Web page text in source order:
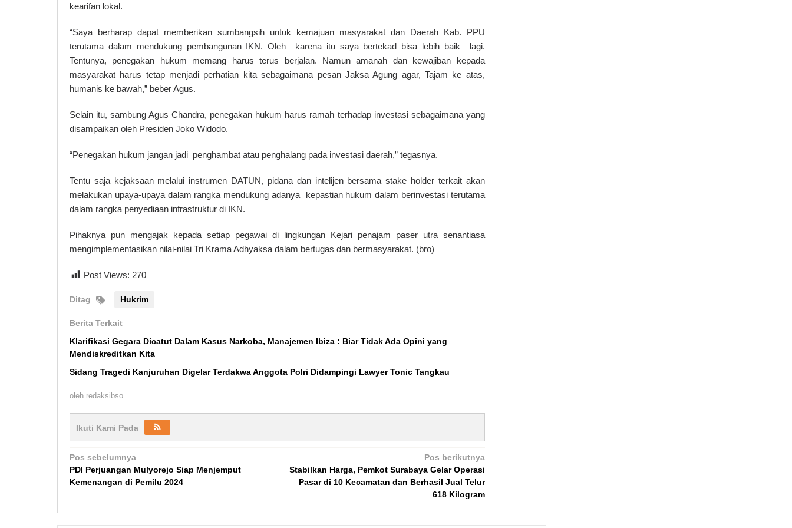
kearifan lokal.
“Saya berharap dapat memberikan sumbangsih untuk kemajuan masyarakat dan Daerah Kab. PPU
terutama dalam mendukung pembangunan IKN. Oleh karena itu saya bertekad bisa lebih baik lagi.
Tentunya, penegakan hukum memang harus terus berjalan. Namun amanah dan kewajiban kepada
masyarakat harus tetap menjadi perhatian kita sebagaimana pesan Jaksa Agung agar, Tajam ke atas,
humanis ke bawah,” beber Agus.
Selain itu, sambung Agus Chandra, penegakan hukum harus ramah terhadap investasi sebagaimana yang
disampaikan oleh Presiden Joko Widodo.
“Penegakan hukum jangan jadi penghambat atau penghalang pada investasi daerah,” tegasnya.
Tentu saja kejaksaan melalui instrumen DATUN, pidana dan intelijen bersama stake holder terkait akan
melakukan upaya-upaya dalam rangka mendukung adanya kepastian hukum dalam berinvestasi terutama
dalam rangka penyediaan infrastruktur di IKN.
Pihaknya pun mengajak kepada setiap pegawai di lingkungan Kejari penajam paser utra senantiasa
mengimplementasikan nilai-nilai Tri Krama Adhyaksa dalam bertugas dan bermasyarakat. (bro)
Post Views: 270
Ditag Hukrim
Berita Terkait
Klarifikasi Gegara Dicatut Dalam Kasus Narkoba, Manajemen Ibiza : Biar Tidak Ada Opini yang
Mendiskreditkan Kita
Sidang Tragedi Kanjuruhan Digelar Terdakwa Anggota Polri Didampingi Lawyer Tonic Tangkau
oleh redaksibso
Ikuti Kami Pada
Navigasi
pos
Pos sebelumnya
PDI Perjuangan Mulyorejo Siap Menjemput
Kemenangan di Pemilu 2024
Pos berikutnya
Stabilkan Harga, Pemkot Surabaya Gelar Operasi
Pasar di 10 Kecamatan dan Berhasil Jual Telur
618 Kilogram